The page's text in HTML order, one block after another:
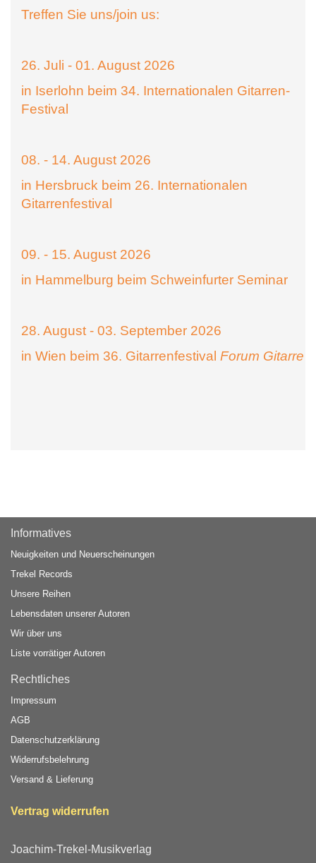
Treffen Sie uns/join us:
26. Juli - 01. August 2026
in Iserlohn beim 34. Internationalen Gitarren-
Festival
08. - 14. August 2026
in Hersbruck beim 26. Internationalen
Gitarrenfestival
09. - 15. August 2026
in Hammelburg beim Schweinfurter Seminar
28. August - 03. September 2026
in Wien beim 36. Gitarrenfestival Forum Gitarre
Informatives
Neuigkeiten und Neuerscheinungen
Trekel Records
Unsere Reihen
Lebensdaten unserer Autoren
Wir über uns
Liste vorrätiger Autoren
Rechtliches
Impressum
AGB
Datenschutzerklärung
Widerrufsbelehrung
Versand & Lieferung
Vertrag widerrufen
Joachim-Trekel-Musikverlag